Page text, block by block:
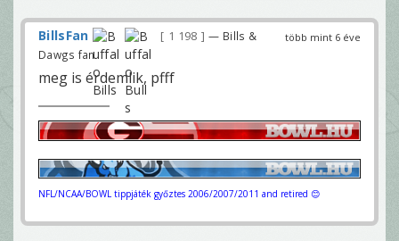
több mint 6 éve
BillsFan 1 198
— Bills &
Dawgs fan
meg is érdemlik, pfff
NFL/NCAA/BOWL tippjáték győztes 2006/2007/2011 and retired 😊